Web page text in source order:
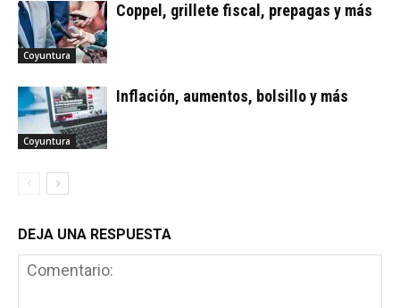
Coyuntura
Coppel, grillete fiscal, prepagas y más
Coyuntura
Inflación, aumentos, bolsillo y más
DEJA UNA RESPUESTA